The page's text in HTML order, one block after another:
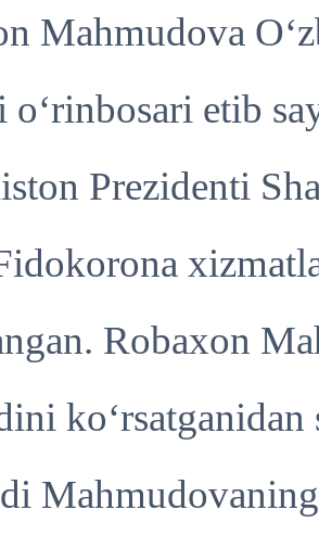
Mahmudova
etib
Prezidenti
Robaxon
ko‘rsatganidan